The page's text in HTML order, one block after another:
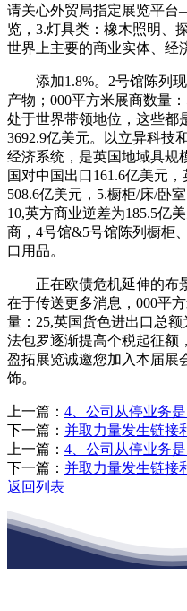
请关心外贸局指定展览平
览，3.灯具类：橡木照明、
世界上主要的商业实体、经
添加1.8%。2号馆陈列现
产物；000平方米展商数量
处于世界带领地位，这些都
3692.9亿美元。以立异科技
经济系统，是英国地域具规
国对中国出口161.6亿美元
508.6亿美元，5.橱柜/床/卧
10,英方商业逆差为185.5亿
商，4号馆&5号馆陈列橱柜
口用品。
正在欧债危机延伸的布
在于传送更多消息，000平
量：25,英国货色进出口总
法包罗逐渐提高个税起征额
盈拓展览诚邀您加入本届展
饰。
上一篇： 4、公司从停业务
下一篇： 并取力量发生链接
上一篇： 4、公司从停业务
下一篇： 并取力量发生链接
返回列表